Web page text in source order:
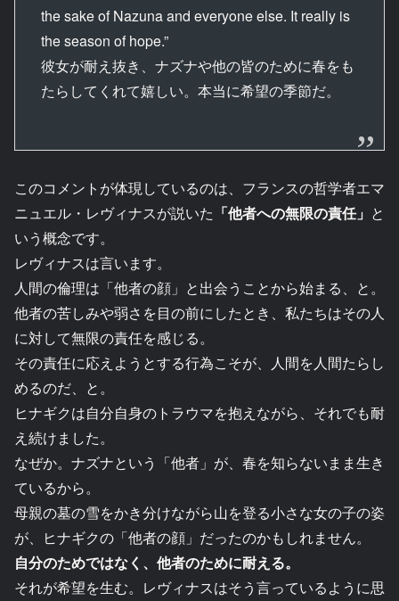
the sake of Nazuna and everyone else. It really is
the season of hope.”
彼女が耐え抜き、ナズナや他の皆のために春をも
たらしてくれて嬉しい。本当に希望の季節だ。
このコメントが体現しているのは、フランスの哲学者エマ
ニュエル・レヴィナスが説いた 「他者への無限の責任」 と
いう概念です。
レヴィナスは言います。
人間の倫理は「他者の顔」と出会うことから始まる、と。
他者の苦しみや弱さを目の前にしたとき、私たちはその人
に対して無限の責任を感じる。
その責任に応えようとする行為こそが、人間を人間たらし
めるのだ、と。
ヒナギクは自分自身のトラウマを抱えながら、それでも耐
え続けました。
なぜか。ナズナという「他者」が、春を知らないまま生き
ているから。
母親の墓の雪をかき分けながら山を登る小さな女の子の姿
が、ヒナギクの「他者の顔」だったのかもしれません。
自分のためではなく、他者のために耐える。
それが希望を生む。レヴィナスはそう言っているように思